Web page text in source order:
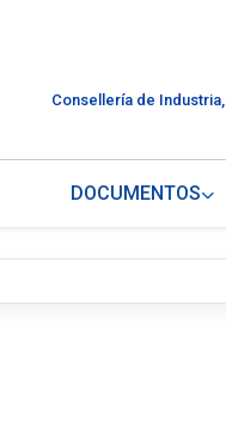
Consellería de
DOCUMENTOS